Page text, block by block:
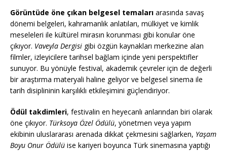
Görüntüde öne çıkan belgesel temaları arasında savaş
dönemi belgeleri, kahramanlık anlatıları, mülkiyet ve kimlik
meseleleri ile kültürel mirasın korunması gibi konular öne
çıkıyor. Vaveyla Dergisi gibi özgün kaynakları merkezine alan
filmler, izleyicilere tarihsel bağlam içinde yeni perspektifler
sunuyor. Bu yönüyle festival, akademik çevreler için de değerli
bir araştırma materyali haline geliyor ve belgesel sinema ile
tarih disiplininin karşılıklı etkileşimini güçlendiriyor.
Ödül takdimleri, festivalin en heyecanlı anlarından biri olarak
öne çıkıyor. Türksoya Özel Ödülü, yönetmen veya yapım
ekibinin uluslararası arenada dikkat çekmesini sağlarken, Yaşam
Boyu Onur Ödülü ise kariyeri boyunca Türk sinemasına yaptığı